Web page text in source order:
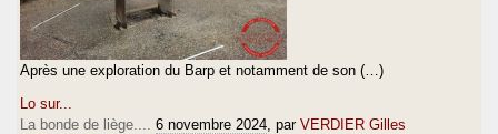
Après une exploration du Barp et notamment de son (…)
Lo sur...
La bonde de liège....
6 novembre 2024 , par VERDIER Gilles